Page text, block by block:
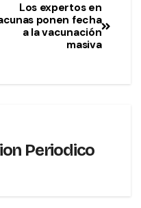
Los expertos en
ponen fecha
a la vacunación
masiva
Periodico